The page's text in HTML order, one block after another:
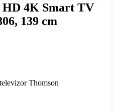
4K Smart TV
139 cm